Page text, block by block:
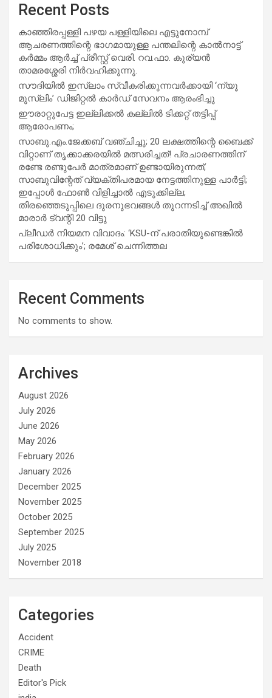
Recent Posts
കാഞ്ഞിരപ്പള്ളി പഴയ പള്ളിയിലെ എട്ടുനോമ്പ്
ആചരണത്തിന്റെ ഭാഗമായുള്ള പന്തലിന്റെ കാൽനാട്ട്
കർമ്മം ആർച്ച് പ്രീസ്റ്റ് വെരി. റവ.ഫാ. കുര്യൻ
താമരശ്ശേരി നിർവഹിക്കുന്നു.
സൗദിയില്‍ ഇസ്‌ലാം സ്വീകരിക്കുന്നവര്‍ക്കായി ‘ന്യൂ
മുസ്ലിം’ ഡിജിറ്റല്‍ കാര്‍ഡ് സേവനം ആരംഭിച്ചു
ഈരാറ്റുപേട്ട ഇല്ലിക്കൽ കല്ലിൽ ടിക്കറ്റ് തട്ടിപ്പ്
ആരോപണം;
സാബു.എം.ജേക്കബ് വഞ്ചിച്ചു; 20 ലക്ഷത്തിന്റെ ബൈക്ക്
വിറ്റാണ് തൃക്കാക്കരയില്‍ മത്സരിച്ചത്! പ്രചാരണത്തിന്
രണ്ടേ രണ്ടുപേര്‍ മാത്രമാണ് ഉണ്ടായിരുന്നത്;
സാബുവിന്റേത് വ്യക്തിപരമായ നേട്ടത്തിനുള്ള പാര്‍ട്ടി;
ഇപ്പോള്‍ ഫോണ്‍ വിളിച്ചാല്‍ എടുക്കില്ല;
തിരഞ്ഞെടുപ്പിലെ ദുരനുഭവങ്ങള്‍ തുറന്നടിച്ച് അഖില്‍
മാരാര്‍ ട്വന്റി 20 വിട്ടു
പ്ലീഡർ നിയമന വിവാദം: ‘KSU-ന് പരാതിയുണ്ടെങ്കിൽ
പരിശോധിക്കും’; രമേശ് ചെന്നിത്തല
Recent Comments
No comments to show.
Archives
August 2026
July 2026
June 2026
May 2026
February 2026
January 2026
December 2025
November 2025
October 2025
September 2025
July 2025
November 2018
Categories
Accident
CRIME
Death
Editor's Pick